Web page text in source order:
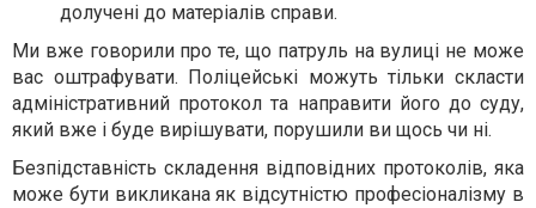
долучені до матеріалів справи.
Ми вже говорили про те, що патруль на вулиці не може
вас оштрафувати. Поліцейські можуть тільки скласти
адміністративний протокол та направити його до суду,
який вже і буде вирішувати, порушили ви щось чи ні.
Безпідставність складення відповідних протоколів, яка
може бути викликана як відсутністю професіоналізму в